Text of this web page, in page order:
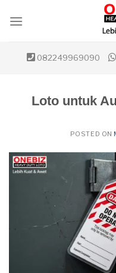
082249969090
Loto untuk
POSTED ON